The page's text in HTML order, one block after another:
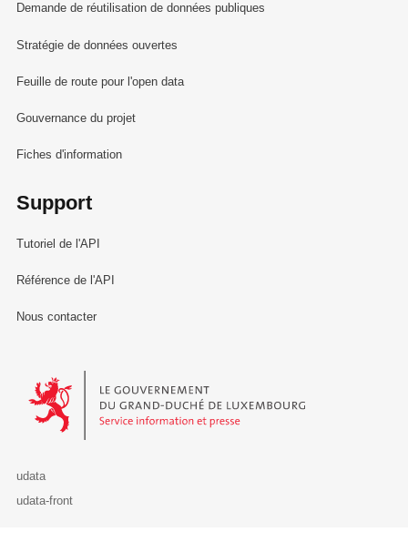
Demande de réutilisation de données publiques
Stratégie de données ouvertes
Feuille de route pour l'open data
Gouvernance du projet
Fiches d'information
Support
Tutoriel de l'API
Référence de l'API
Nous contacter
Le Gouvernement du Grand-Duché de Luxembourg - Service
udata
udata-front